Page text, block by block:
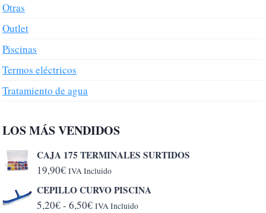
Otras
Outlet
Piscinas
Termos eléctricos
Tratamiento de agua
LOS MÁS VENDIDOS
CAJA 175 TERMINALES SURTIDOS
19,90€ IVA Incluido
CEPILLO CURVO PISCINA
5,20€- 6,50€Rango
IVA Incluido